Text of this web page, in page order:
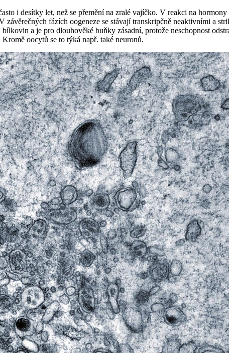
i desítky let, než se přemění na zralé vajíčko. V reakci na
fázích oogeneze se stávají transkripčně neaktivními a
a je pro dlouhověké buňky zásadní, protože neschopnost
oocytů se to týká např. také neuronů.